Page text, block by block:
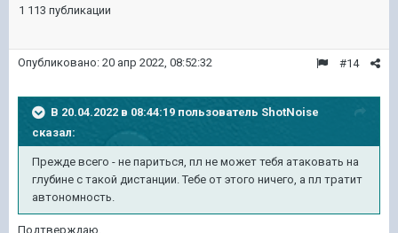
1 113 публикации
#14
Опубликовано: 20 апр 2022, 08:52:32
В 20.04.2022 в 08:44:19 пользователь ShotNoise
сказал:
Прежде всего - не париться, пл не может тебя атаковать на
глубине с такой дистанции. Тебе от этого ничего, а пл тратит
автономность.
Подтверждаю.